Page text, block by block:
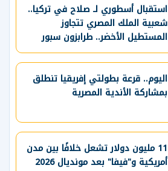
استقبال أسطوري لـ صلاح في تركيا..
شعبية الملك المصري تتجاوز
المستطيل الأخضر.. طرابزون سبور
يسعي لاستعادة لقب الدوري التركي
وتعزيز حظوظه في المنافسات
الأوروبية
اليوم.. قرعة بطولتي إفريقيا تنطلق
بمشاركة الأندية المصرية
11 مليون دولار تشعل خلافًا بين مدن
أمريكية و"فيفا" بعد مونديال 2026